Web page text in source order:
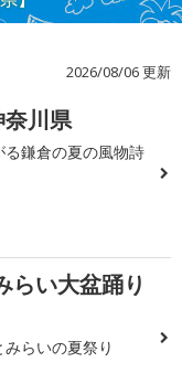
2026/08/06 更新
川県
鎌倉の夏の風物詩
らい大盆踊り
らいの夏祭り